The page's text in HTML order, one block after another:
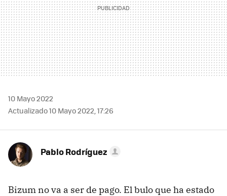
10 Mayo 2022
Actualizado 10 Mayo 2022, 17:26
Pablo Rodríguez
Bizum no va a ser de pago. El bulo que ha estado